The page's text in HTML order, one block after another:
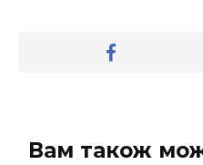
Вам також